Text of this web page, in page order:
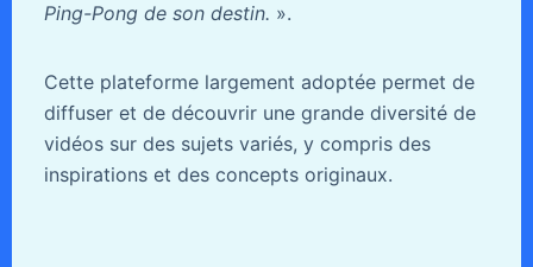
Ping-Pong de son destin. ».
Cette plateforme largement adoptée permet de
diffuser et de découvrir une grande diversité de
vidéos sur des sujets variés, y compris des
inspirations et des concepts originaux.